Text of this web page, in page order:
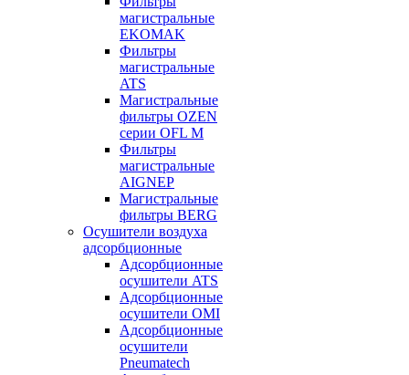
магистральные
EKOMAK
Фильтры
магистральные
ATS
Магистральные
фильтры OZEN
серии OFL M
Фильтры
магистральные
AIGNEP
Магистральные
фильтры BERG
Осушители воздуха
адсорбционные
Адсорбционные
осушители ATS
Адсорбционные
осушители OMI
Адсорбционные
осушители
Pneumatech